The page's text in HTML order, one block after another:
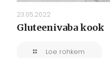
23.05.2022
Gluteenivaba kook
Loe rohkem